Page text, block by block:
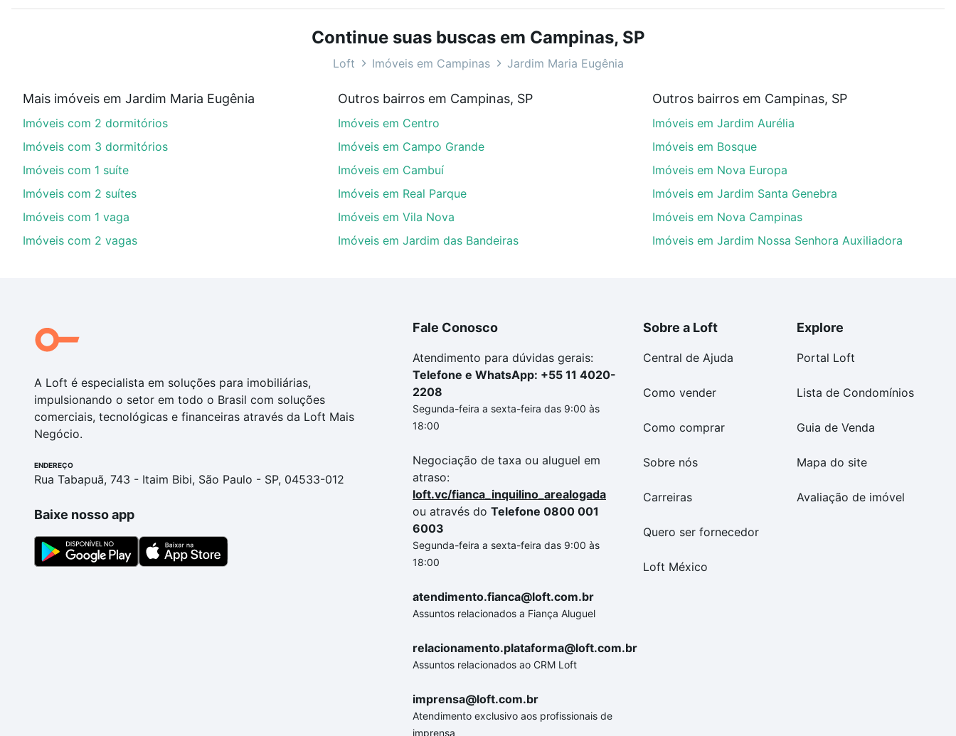
Use barra de busca no topo para pesquisar por ruas, bairros e até condomínios favoritos. Você também pode usar os filtros como quantidade de quartos, suítes, com
ou sem vaga de garagem para combinar perfeitamente com o preço, metragem e comodidades, como piscina, academia, salão de festas ou área verde e encontrar
Imóveis com 3 suites à venda em Jardim Maria Eugênia, Campinas, SP ideal para você na Loft.
Aqui na Loft temos a oferta ideal para você, com Imóveis com 3 suites à venda em Jardim Maria Eugênia, Campinas, SP que custam a partir de R$ 0 e com nossas
opções de financiamento imobiliário as parcelas podem se adequar ao seu orçamento. Se ainda tem alguma dúvida dos custos envolvidos no processo de compra,
veja em nosso portal quanto custa comprar um apartamento e conte com a gente para comprar o imóvel dos seus sonhos com segurança e conforto. Loft, com você
Continue suas buscas em Campinas, SP
Loft Imóveis em Campinas Jardim Maria Eugênia
Mais imóveis em Jardim Maria Eugênia
Imóveis com 2 dormitórios
Imóveis com 3 dormitórios
Imóveis com 1 suíte
Imóveis com 2 suítes
Imóveis com 1 vaga
Imóveis com 2 vagas
Outros bairros em Campinas, SP
Imóveis em Centro
Imóveis em Campo Grande
Imóveis em Cambuí
Imóveis em Real Parque
Imóveis em Vila Nova
Imóveis em Jardim das Bandeiras
Outros bairros em Campinas, SP
Imóveis em Jardim Aurélia
Imóveis em Bosque
Imóveis em Nova Europa
Imóveis em Jardim Santa Genebra
Imóveis em Nova Campinas
Imóveis em Jardim Nossa Senhora Auxiliadora
A Loft é especialista em soluções para imobiliárias,
impulsionando o setor em todo o Brasil com soluções
comerciais, tecnológicas e financeiras através da Loft Mais
Negócio.
ENDEREÇO
Rua Tabapuã, 743 - Itaim Bibi, São Paulo - SP, 04533-012
Baixe nosso app
Fale Conosco
Atendimento para dúvidas gerais:
Telefone e WhatsApp: +55 11 4020-
2208
Segunda-feira a sexta-feira das 9:00 às
18:00
Negociação de taxa ou aluguel em
atraso:
loft.vc/fianca_inquilino_arealogada
ou através do Telefone 0800 001
6003
Segunda-feira a sexta-feira das 9:00 às
18:00
atendimento.fianca@loft.com.br
Assuntos relacionados a Fiança Aluguel
relacionamento.plataforma@loft.com.br
Assuntos relacionados ao CRM Loft
imprensa@loft.com.br
Atendimento exclusivo aos profissionais de
imprensa
Sobre a Loft
Central de Ajuda
Como vender
Como comprar
Sobre nós
Carreiras
Quero ser fornecedor
Loft México
Explore
Portal Loft
Lista de Condomínios
Guia de Venda
Mapa do site
Avaliação de imóvel